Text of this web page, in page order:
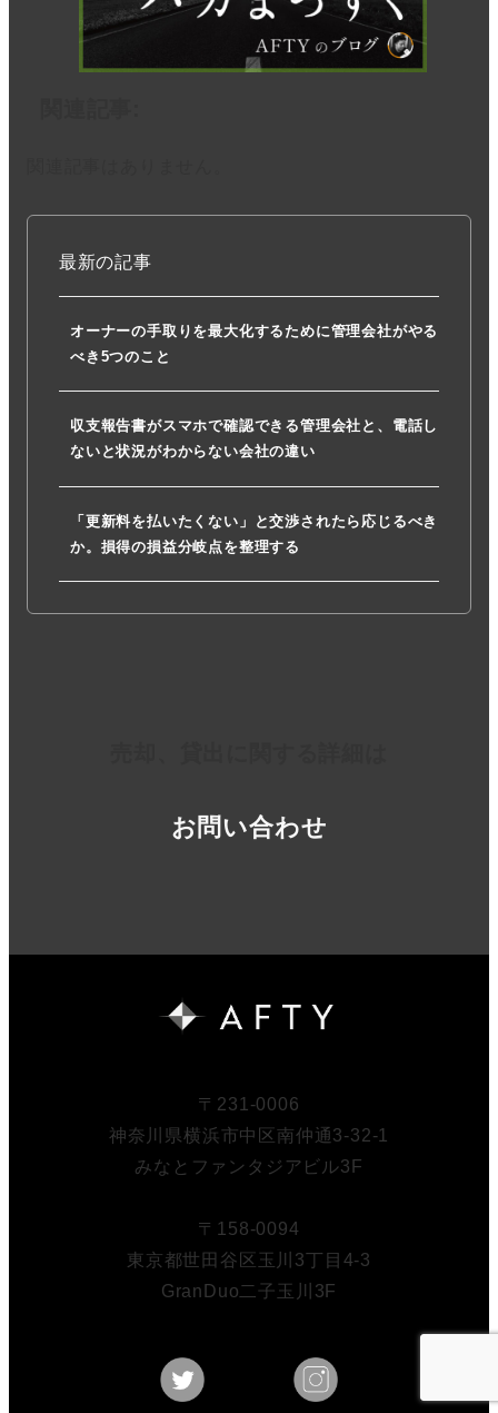
最新の記事
オーナーの手取りを最大化するために管理会社がやる
べき5つのこと
収支報告書がスマホで確認できる管理会社と、電話し
ないと状況がわからない会社の違い
「更新料を払いたくない」と交渉されたら応じるべき
か。損得の損益分岐点を整理する
お問い合わせ
〒231-0006
神奈川県横浜市中区南仲通3-32-1
みなとファンタジアビル3F
〒158-0094
東京都世田谷区玉川3丁目4-3
GranDuo二子玉川3F